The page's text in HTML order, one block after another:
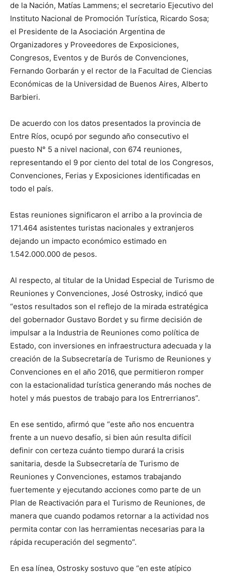
de la Nación, Matías Lammens; el secretario Ejecutivo del
Instituto Nacional de Promoción Turística, Ricardo Sosa;
el Presidente de la Asociación Argentina de
Organizadores y Proveedores de Exposiciones,
Congresos, Eventos y de Burós de Convenciones,
Fernando Gorbarán y el rector de la Facultad de Ciencias
Económicas de la Universidad de Buenos Aires, Alberto
Barbieri.
De acuerdo con los datos presentados la provincia de
Entre Ríos, ocupó por segundo año consecutivo el
puesto N° 5 a nivel nacional, con 674 reuniones,
representando el 9 por ciento del total de los Congresos,
Convenciones, Ferias y Exposiciones identificadas en
todo el país.
Estas reuniones significaron el arribo a la provincia de
171.464 asistentes turistas nacionales y extranjeros
dejando un impacto económico estimado en
1.542.000.000 de pesos.
Al respecto, al titular de la Unidad Especial de Turismo de
Reuniones y Convenciones, José Ostrosky, indicó que
“estos resultados son el reflejo de la mirada estratégica
del gobernador Gustavo Bordet y su firme decisión de
impulsar a la Industria de Reuniones como política de
Estado, con inversiones en infraestructura adecuada y la
creación de la Subsecretaría de Turismo de Reuniones y
Convenciones en el año 2016, que permitieron romper
con la estacionalidad turística generando más noches de
hotel y más puestos de trabajo para los Entrerrianos”.
En ese sentido, afirmó que “este año nos encuentra
frente a un nuevo desafío, si bien aún resulta difícil
definir con certeza cuánto tiempo durará la crisis
sanitaria, desde la Subsecretaría de Turismo de
Reuniones y Convenciones, estamos trabajando
fuertemente y ejecutando acciones como parte de un
Plan de Reactivación para el Turismo de Reuniones, de
manera que cuando podamos retornar a la actividad nos
permita contar con las herramientas necesarias para la
rápida recuperación del segmento”.
En esa línea, Ostrosky sostuvo que “en este atípico